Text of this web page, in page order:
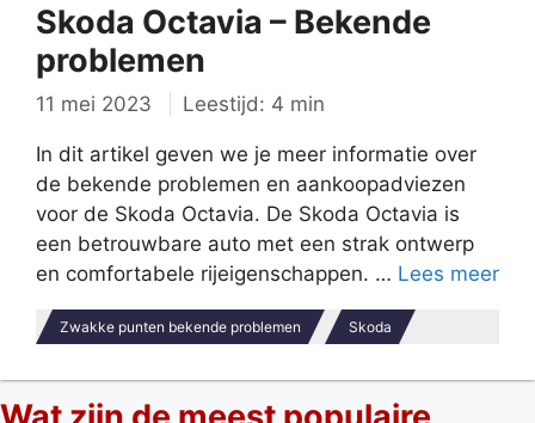
Skoda Octavia – Bekende
problemen
11 mei 2023 Leestijd: 4 min
In dit artikel geven we je meer informatie over
de bekende problemen en aankoopadviezen
voor de Skoda Octavia. De Skoda Octavia is
een betrouwbare auto met een strak ontwerp
en comfortabele rijeigenschappen. … Lees meer
Zwakke punten bekende problemen Skoda